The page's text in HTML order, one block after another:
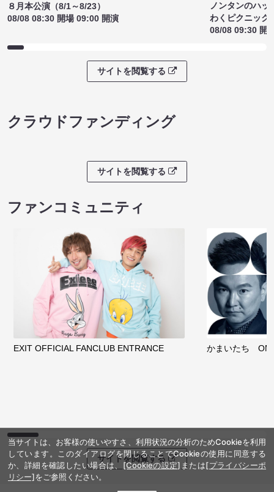
８月本公演（8/1～8/23）
08/08 08:30 開場 09:00 開演
ノンタンのハッ
わくピクニック
08/08 09:30 開
サイトを閲覧する
クラウドファンディング
サイトを閲覧する
ファンコミュニティ
EXIT OFFICIAL FANCLUB ENTRANCE かまいたち
サイトを閲覧する
当サイトは、お客様の使いやすさ、利用状況の分析のためCookieを利用
しています。このダイアログを閉じることでCookieの使用に同意する
か、詳細を確認したい場合は、 [Cookieの設定] または[プライバシーポ
リシー]をご参照ください。